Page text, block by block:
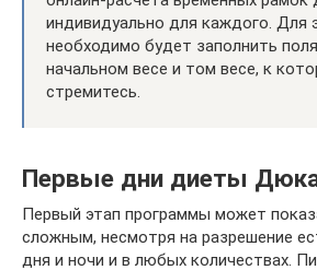
индивидуально для каждого. Для
необходимо будет заполнить
начальном весе и том весе, к
стремитесь.
Первые дни диеты
Первый этап программы может
сложным, несмотря на разрешение
дня и ночи и в любых количествах.